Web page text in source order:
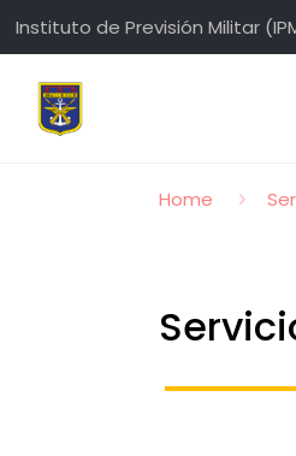
Instituto de Previsión Militar
Home